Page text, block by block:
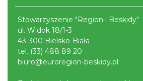
Stowarzyszenie "Region i Beskidy"
ul. Widok 18/1-3
43-300 Bielsko-Biała
tel. (33) 488 89 20
biuro@euroregion-beskidy.pl